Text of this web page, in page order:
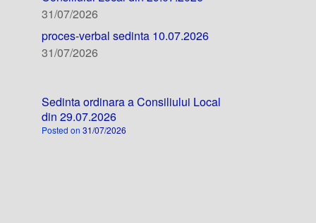
31/07/2026
proces-verbal sedinta 10.07.2026
31/07/2026
Sedinta ordinara a Consiliului Local
din 29.07.2026
Posted on31/07/2026